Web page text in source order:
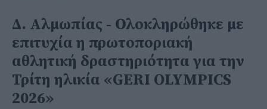
Δ. Αλμωπίας - Ολοκληρώθηκε με
επιτυχία η πρωτοποριακή
αθλητική δραστηριότητα για την
Τρίτη ηλικία «GERI OLYMPICS
2026»